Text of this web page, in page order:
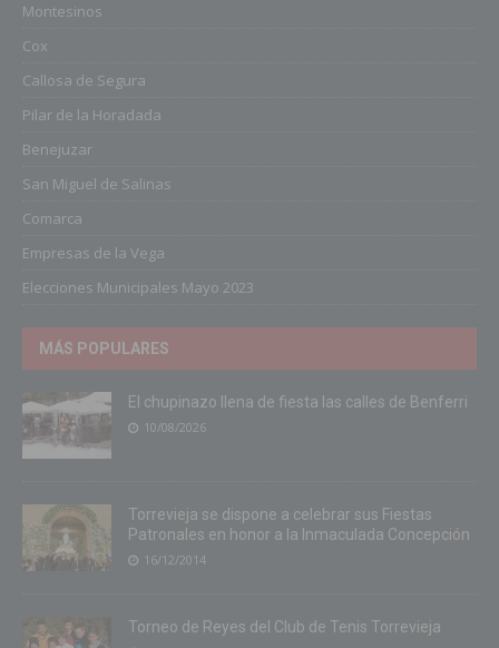
Montesinos
Cox
Callosa de Segura
Pilar de la Horadada
Benejuzar
San Miguel de Salinas
Comarca
Empresas de la Vega
Elecciones Municipales Mayo 2023
MÁS POPULARES
El chupinazo llena de fiesta las calles de Benferri
10/08/2026
Torrevieja se dispone a celebrar sus Fiestas
Patronales en honor a la Inmaculada Concepción
16/12/2014
Torneo de Reyes del Club de Tenis Torrevieja